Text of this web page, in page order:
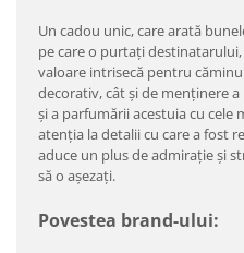
Un cadou unic, care arată
pe care o purtați
valoare intrisecă pentru
decorativ, cât și de menținere
și a parfumării acestuia cu cele
atenția la detalii cu care a fost
aduce un plus de admirație și
să o așezați.
Povestea brand-ului: